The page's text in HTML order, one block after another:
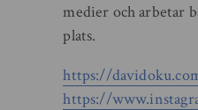
medier och arbetar
plats.
https://
https://